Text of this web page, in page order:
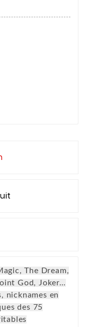
The Dream,
God, Joker…
nicknames en
des 75